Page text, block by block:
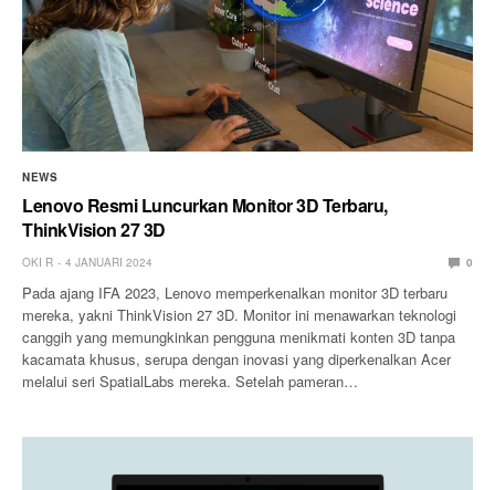
NEWS
Lenovo Resmi Luncurkan Monitor 3D Terbaru,
ThinkVision 27 3D
OKI R 4 JANUARI 2024 0
Pada ajang IFA 2023, Lenovo memperkenalkan monitor 3D terbaru
mereka, yakni ThinkVision 27 3D. Monitor ini menawarkan teknologi
canggih yang memungkinkan pengguna menikmati konten 3D tanpa
kacamata khusus, serupa dengan inovasi yang diperkenalkan Acer
melalui seri SpatialLabs mereka. Setelah pameran…